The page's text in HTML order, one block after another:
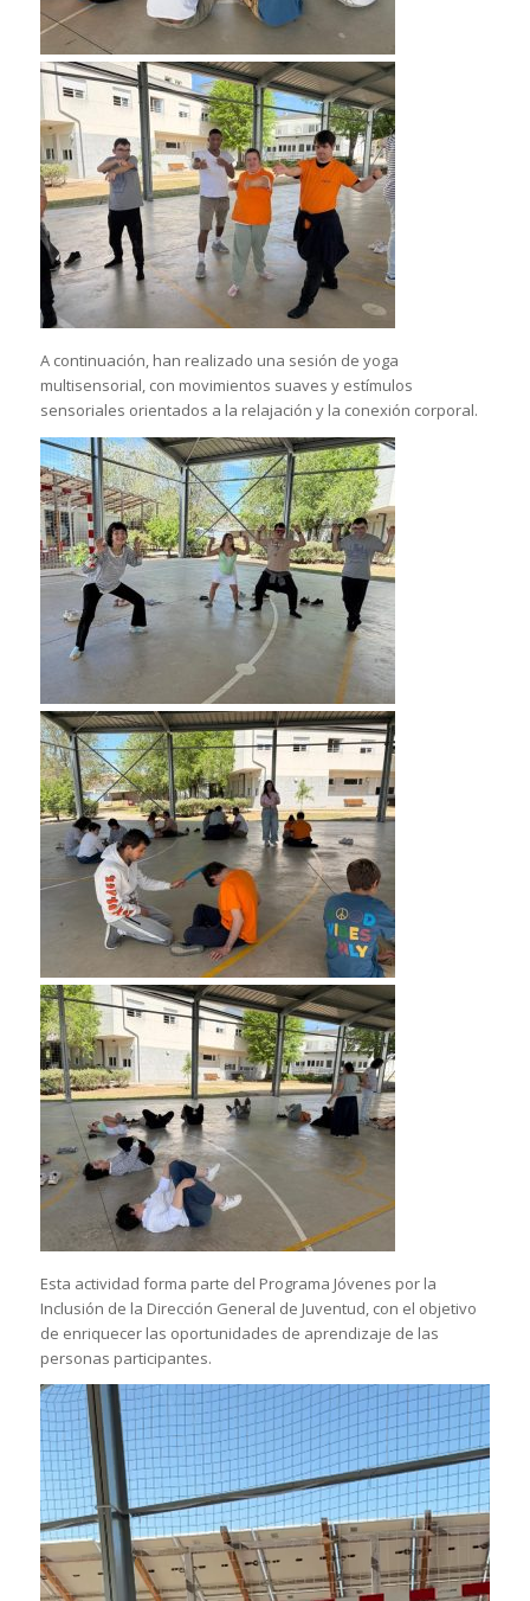
A continuación, han realizado una sesión de yoga
multisensorial, con movimientos suaves y estímulos
sensoriales orientados a la relajación y la conexión corporal.
Esta actividad forma parte del Programa Jóvenes por la
Inclusión de la Dirección General de Juventud, con el objetivo
de enriquecer las oportunidades de aprendizaje de las
personas participantes.